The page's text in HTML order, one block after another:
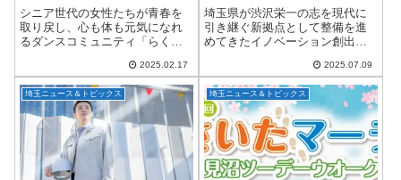
ズ」
シニア世代の女性たちが青春を
取り戻し、心も体も元気になれ
るダンスコミュニティ「らくリ
池袋・六本木・柏・船橋・南浦
和の６エリアで新たに14クラス
を開講！2025年2月17日から順次
スタ...
2025.02.17
よオープン
埼玉県が渋沢栄一の志を現代に
引き継ぐ新拠点として整備を進
めてきたイノベーション創出施
2025年7月25日（金）にグランド
オープンします！オープニング
を記念し、7月25日・26日の2日
間には...
2025.07.09
埼玉ニュース＆トピックス 埼玉ニュース＆トピックス